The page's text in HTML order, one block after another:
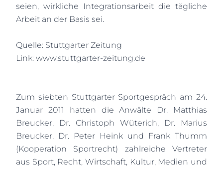
seien, wirkliche Integrationsarbeit die tägliche
Arbeit an der Basis sei.
Quelle: Stuttgarter Zeitung
Link: www.stuttgarter-zeitung.de
Zum siebten Stuttgarter Sportgespräch am 24.
Januar 2011 hatten die Anwälte Dr. Matthias
Breucker, Dr. Christoph Wüterich, Dr. Marius
Breucker, Dr. Peter Heink und Frank Thumm
(Kooperation Sportrecht) zahlreiche Vertreter
aus Sport, Recht, Wirtschaft, Kultur, Medien und